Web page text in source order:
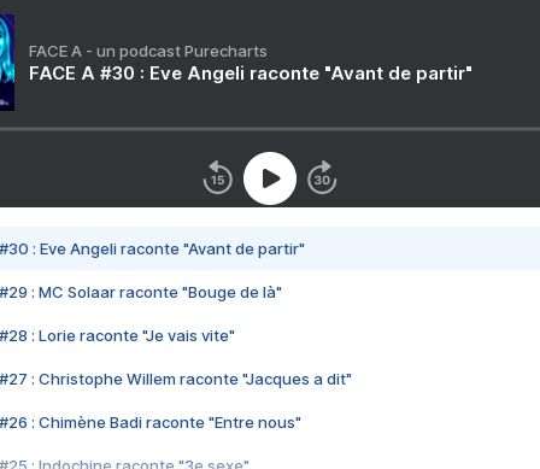
FACE A - un podcast Purecharts
FACE A #30 : Eve Angeli raconte "Avant de partir"
#30 : Eve Angeli raconte "Avant de partir"
#29 : MC Solaar raconte "Bouge de là"
#28 : Lorie raconte "Je vais vite"
#27 : Christophe Willem raconte "Jacques a dit"
#26 : Chimène Badi raconte "Entre nous"